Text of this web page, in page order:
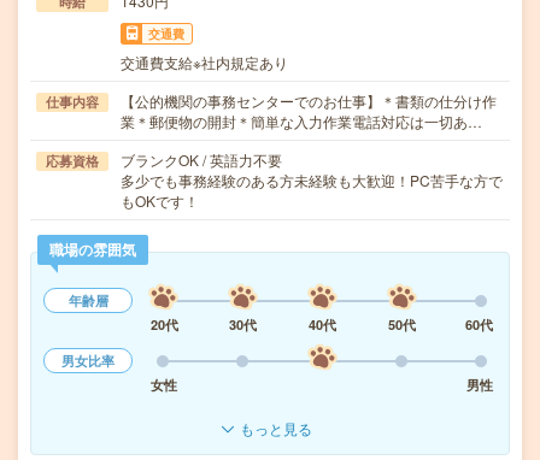
交通費
交通費支給※社内規定あり
仕事内容
【公的機関の事務センターでのお仕事】＊書類の仕分け作
業＊郵便物の開封＊簡単な入力作業電話対応は一切あ…
応募資格
ブランクOK / 英語力不要
多少でも事務経験のある方未経験も大歓迎！PC苦手な方で
もOKです！
職場の雰囲気
年齢層
20代
30代 40代 50代
60代
男女比率
女性
男性
もっと見る